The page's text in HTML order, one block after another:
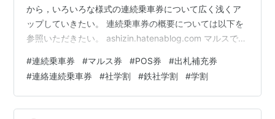
から，いろいろな様式の連続乗車券について広く浅くア
ップしていきたい。 連続乗車券の概要については以下を
参照いただきたい。 ashizin.hatenablog.com マルスで発
車券を発売する場合，大きく分けて「連続乗車券」画面
から発行する方法と，「乗車券」画面から発行する方法
の２通りがある。 鶴見・羽沢横浜国大・五反田間の連続
乗車券（連続乗車券画面から発行） 鶴見・羽沢横浜国
#連続乗車券 #マルス券 #POS券 #出札補充券
#連絡連続乗車券 #社学割 #鉄社学割 #学割